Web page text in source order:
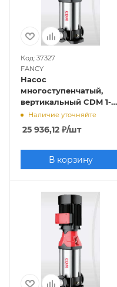
Код: 37327
FANCY
Насос
многоступенчатый,
вертикальный CDM 1-3
(0,37кВт, 380В, 1м3/ч,
16м), FANCY
Наличие уточняйте
25 936,12 ₽/шт
В корзину